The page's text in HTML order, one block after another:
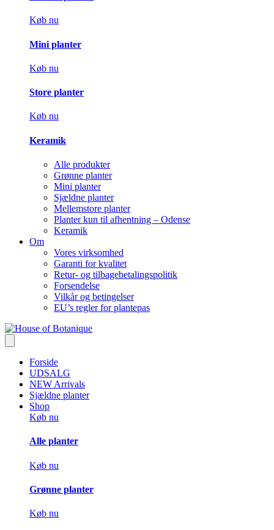
Køb nu
Mini planter
Køb nu
Store planter
Køb nu
Keramik
Alle produkter
Grønne planter
Mini planter
Sjældne planter
Mellemstore planter
Planter kun til afhentning – Odense
Keramik
Om
Vores virksomhed
Garanti for kvalitet
Retur- og tilbagebetalingspolitik
Forsendelse
Vilkår og betingelser
EU’s regler for plantepas
Forside
UDSALG
NEW Arrivals
Sjældne planter
Shop
Køb nu
Alle planter
Køb nu
Grønne planter
Køb nu